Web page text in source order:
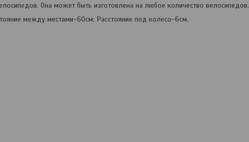
Она может быть изготовлена на любое количество велосипедов.
между местами-60см; Расстояние под колесо-6см.